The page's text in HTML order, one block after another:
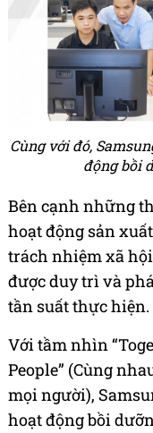
Cùng với đó,
động bồi
Bên cạnh những
hoạt động sản
trách nhiệm xã
được duy trì và
tần suất thực hiện.
Với tầm nhìn
People” (Cùng
mọi người),
hoạt động bồi